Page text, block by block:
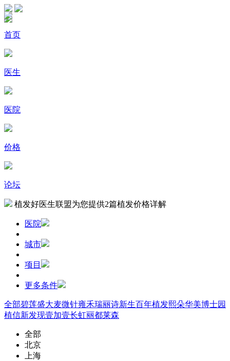
首页
医生
医院
价格
论坛
植发好医生联盟为您提供2篇植发价格详解
医院
城市
项目
更多条件
全部碧莲盛大麦微针雍禾瑞丽诗新生百年植发熙朵华美博士园
植信新发现壹加壹长虹丽都莱森
全部
北京
上海